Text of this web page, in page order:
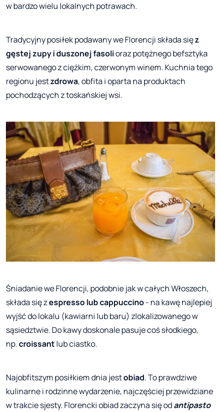
w bardzo wielu lokalnych potrawach.
Tradycyjny posiłek podawany we Florencji składa sięz
gęstej zupy i duszonej fasolioraz potężnego befsztyka
serwowanego z ciężkim, czerwonym winem. Kuchnia tego
regionu jestzdrowa, obfita i oparta na produktach
pochodzących z toskańskiej wsi.
Śniadanie we Florencji, podobnie jak w całych Włoszech,
składa się zespresso lub cappuccino- na kawę najlepiej
wyjść do lokalu (kawiarni lub baru) zlokalizowanego w
sąsiedztwie. Do kawy doskonale pasuje coś słodkiego,
np.croissantlub ciastko.
Najobfitszym posiłkiem dnia jestobiad. To prawdziwe
kulinarne i rodzinne wydarzenie, najczęściej przewidziane
w trakcie sjesty. Florencki obiad zaczyna się odantipasto